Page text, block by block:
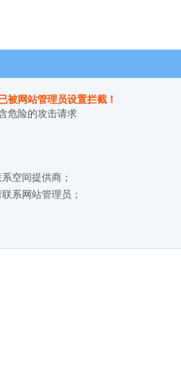
被网站管理员设置拦截！
危险的攻击请求
空间提供商；
系网站管理员；